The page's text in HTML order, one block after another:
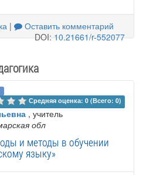
|
Оставить комментарий
DOI:10.21661/r-552077
Средняя оценка: 0 (Всего: 0)
, учитель
обл
и методы в обучении
языку»